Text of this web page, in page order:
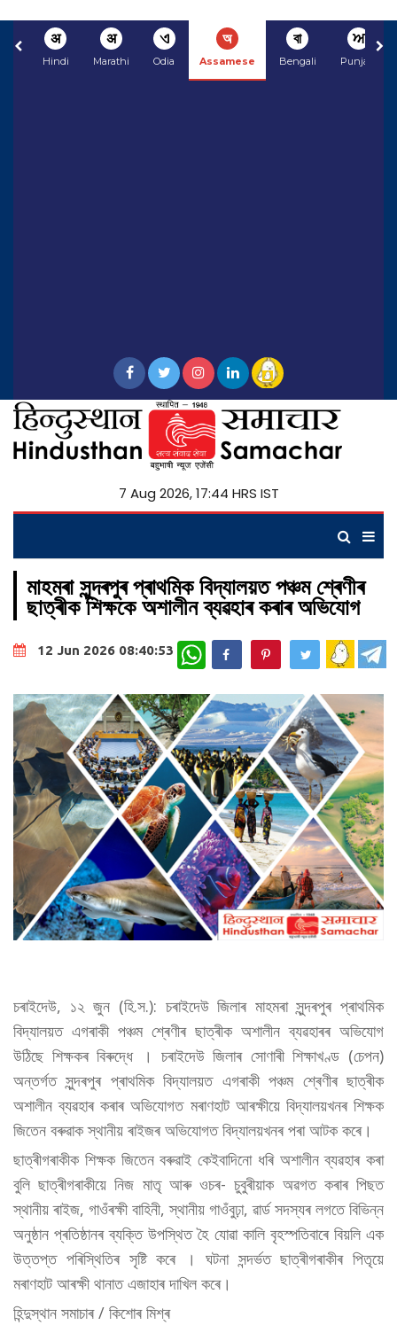
अ
Hindi
अ
Marathi
ଏ
Odia
অ
Assamese
বা
Bengali
ਅ
Punjabi
7 Aug 2026, 17:44 HRS IST
মাহমৰা সুন্দৰপুৰ প্ৰাথমিক বিদ্যালয়ত পঞ্চম শ্ৰেণীৰ
ছাত্ৰীক শিক্ষকে অশালীন ব্যৱহাৰ কৰাৰ অভিযোগ
12 Jun 2026 08:40:53 WhatsApp
চৰাইদেউ, ১২ জুন (হি.স.): চৰাইদেউ জিলাৰ মাহমৰা সুন্দৰপুৰ প্ৰাথমিক
বিদ্যালয়ত এগৰাকী পঞ্চম শ্ৰেণীৰ ছাত্ৰীক অশালীন ব্যৱহাৰৰ অভিযোগ
উঠিছে শিক্ষকৰ বিৰুদ্ধে । চৰাইদেউ জিলাৰ সোণাৰী শিক্ষাখণ্ড (চেপন)
অন্তৰ্গত সুন্দৰপুৰ প্ৰাথমিক বিদ্যালয়ত এগৰাকী পঞ্চম শ্ৰেণীৰ ছাত্ৰীক
অশালীন ব্যৱহাৰ কৰাৰ অভিযোগত মৰাণহাট আৰক্ষীয়ে বিদ্যালয়খনৰ শিক্ষক
জিতেন বৰুৱাক স্থানীয় ৰাইজৰ অভিযোগত বিদ্যালয়খনৰ পৰা আটক কৰে।
ছাত্ৰীগৰাকীক শিক্ষক জিতেন বৰুৱাই কেইবাদিনো ধৰি অশালীন ব্যৱহাৰ কৰা
বুলি ছাত্ৰীগৰাকীয়ে নিজ মাতৃ আৰু ওচৰ- চুবুৰীয়াক অৱগত কৰাৰ পিছত
স্থানীয় ৰাইজ, গাওঁৰক্ষী বাহিনী, স্থানীয় গাওঁবুঢ়া, ৱাৰ্ড সদস্যৰ লগতে বিভিন্ন
অনুষ্ঠান প্ৰতিষ্ঠানৰ ব্যক্তি উপস্থিত হৈ যোৱা কালি বৃহস্পতিবাৰে বিয়লি এক
উত্তপ্ত পৰিস্থিতিৰ সৃষ্টি কৰে । ঘটনা সন্দৰ্ভত ছাত্ৰীগৰাকীৰ পিতৃয়ে
মৰাণহাট আৰক্ষী থানাত এজাহাৰ দাখিল কৰে।
হিন্দুস্থান সমাচাৰ / কিশোৰ মিশ্ৰ